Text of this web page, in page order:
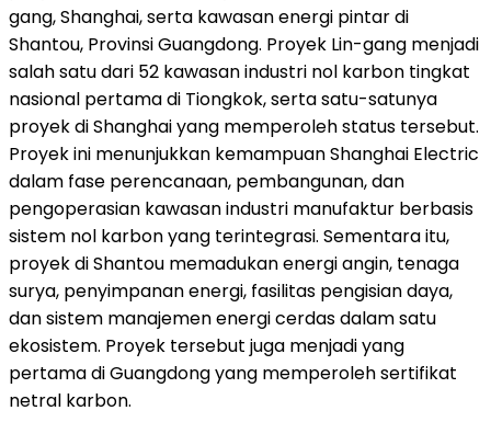
gang, Shanghai, serta kawasan energi pintar di
Shantou, Provinsi Guangdong. Proyek Lin-gang menjadi
salah satu dari 52 kawasan industri nol karbon tingkat
nasional pertama di Tiongkok, serta satu-satunya
proyek di Shanghai yang memperoleh status tersebut.
Proyek ini menunjukkan kemampuan Shanghai Electric
dalam fase perencanaan, pembangunan, dan
pengoperasian kawasan industri manufaktur berbasis
sistem nol karbon yang terintegrasi. Sementara itu,
proyek di Shantou memadukan energi angin, tenaga
surya, penyimpanan energi, fasilitas pengisian daya,
dan sistem manajemen energi cerdas dalam satu
ekosistem. Proyek tersebut juga menjadi yang
pertama di Guangdong yang memperoleh sertifikat
netral karbon.